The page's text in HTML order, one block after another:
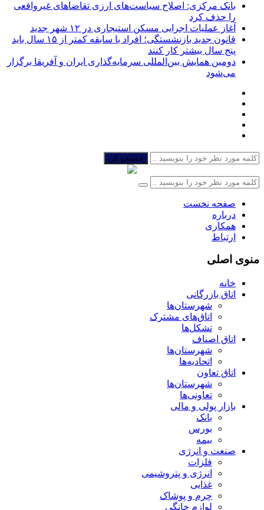
بانک مرکزی: اصلاح سیاست‌های ارزی تقاضاهای غیرواقعی
را حذف کرد
آغاز عملیات اجرایی مسکن استیجاری در ۱۲ شهر جدید
قانون جدید بازنشستگی؛ افراد با سابقه کمتر از ۱۵ سال باید
پنج سال بیشتر کار کنند
دومین همایش بین‌المللی سرمایه‌گذاری ایران و آفریقا برگزار
می‌شود
جستجو کن
صفحه نخست
درباره
همکاری
ارتباط
منوی اصلی
خانه
اتاق بازرگانی
شهرستان‌ها
اتاق‌های مشترک
تشکل‌ها
اتاق اصناف
شهرستان‌ها
اتحادیه‌ها
اتاق تعاون
شهرستان‌ها
تعاونی‌ها
بازار پولی و مالی
بانک
بورس
بیمه
صنعت و انرژی
فلزات
انرژی و پتروشیمی
غذایی
چرم و پوشاک
لوازم خانگی